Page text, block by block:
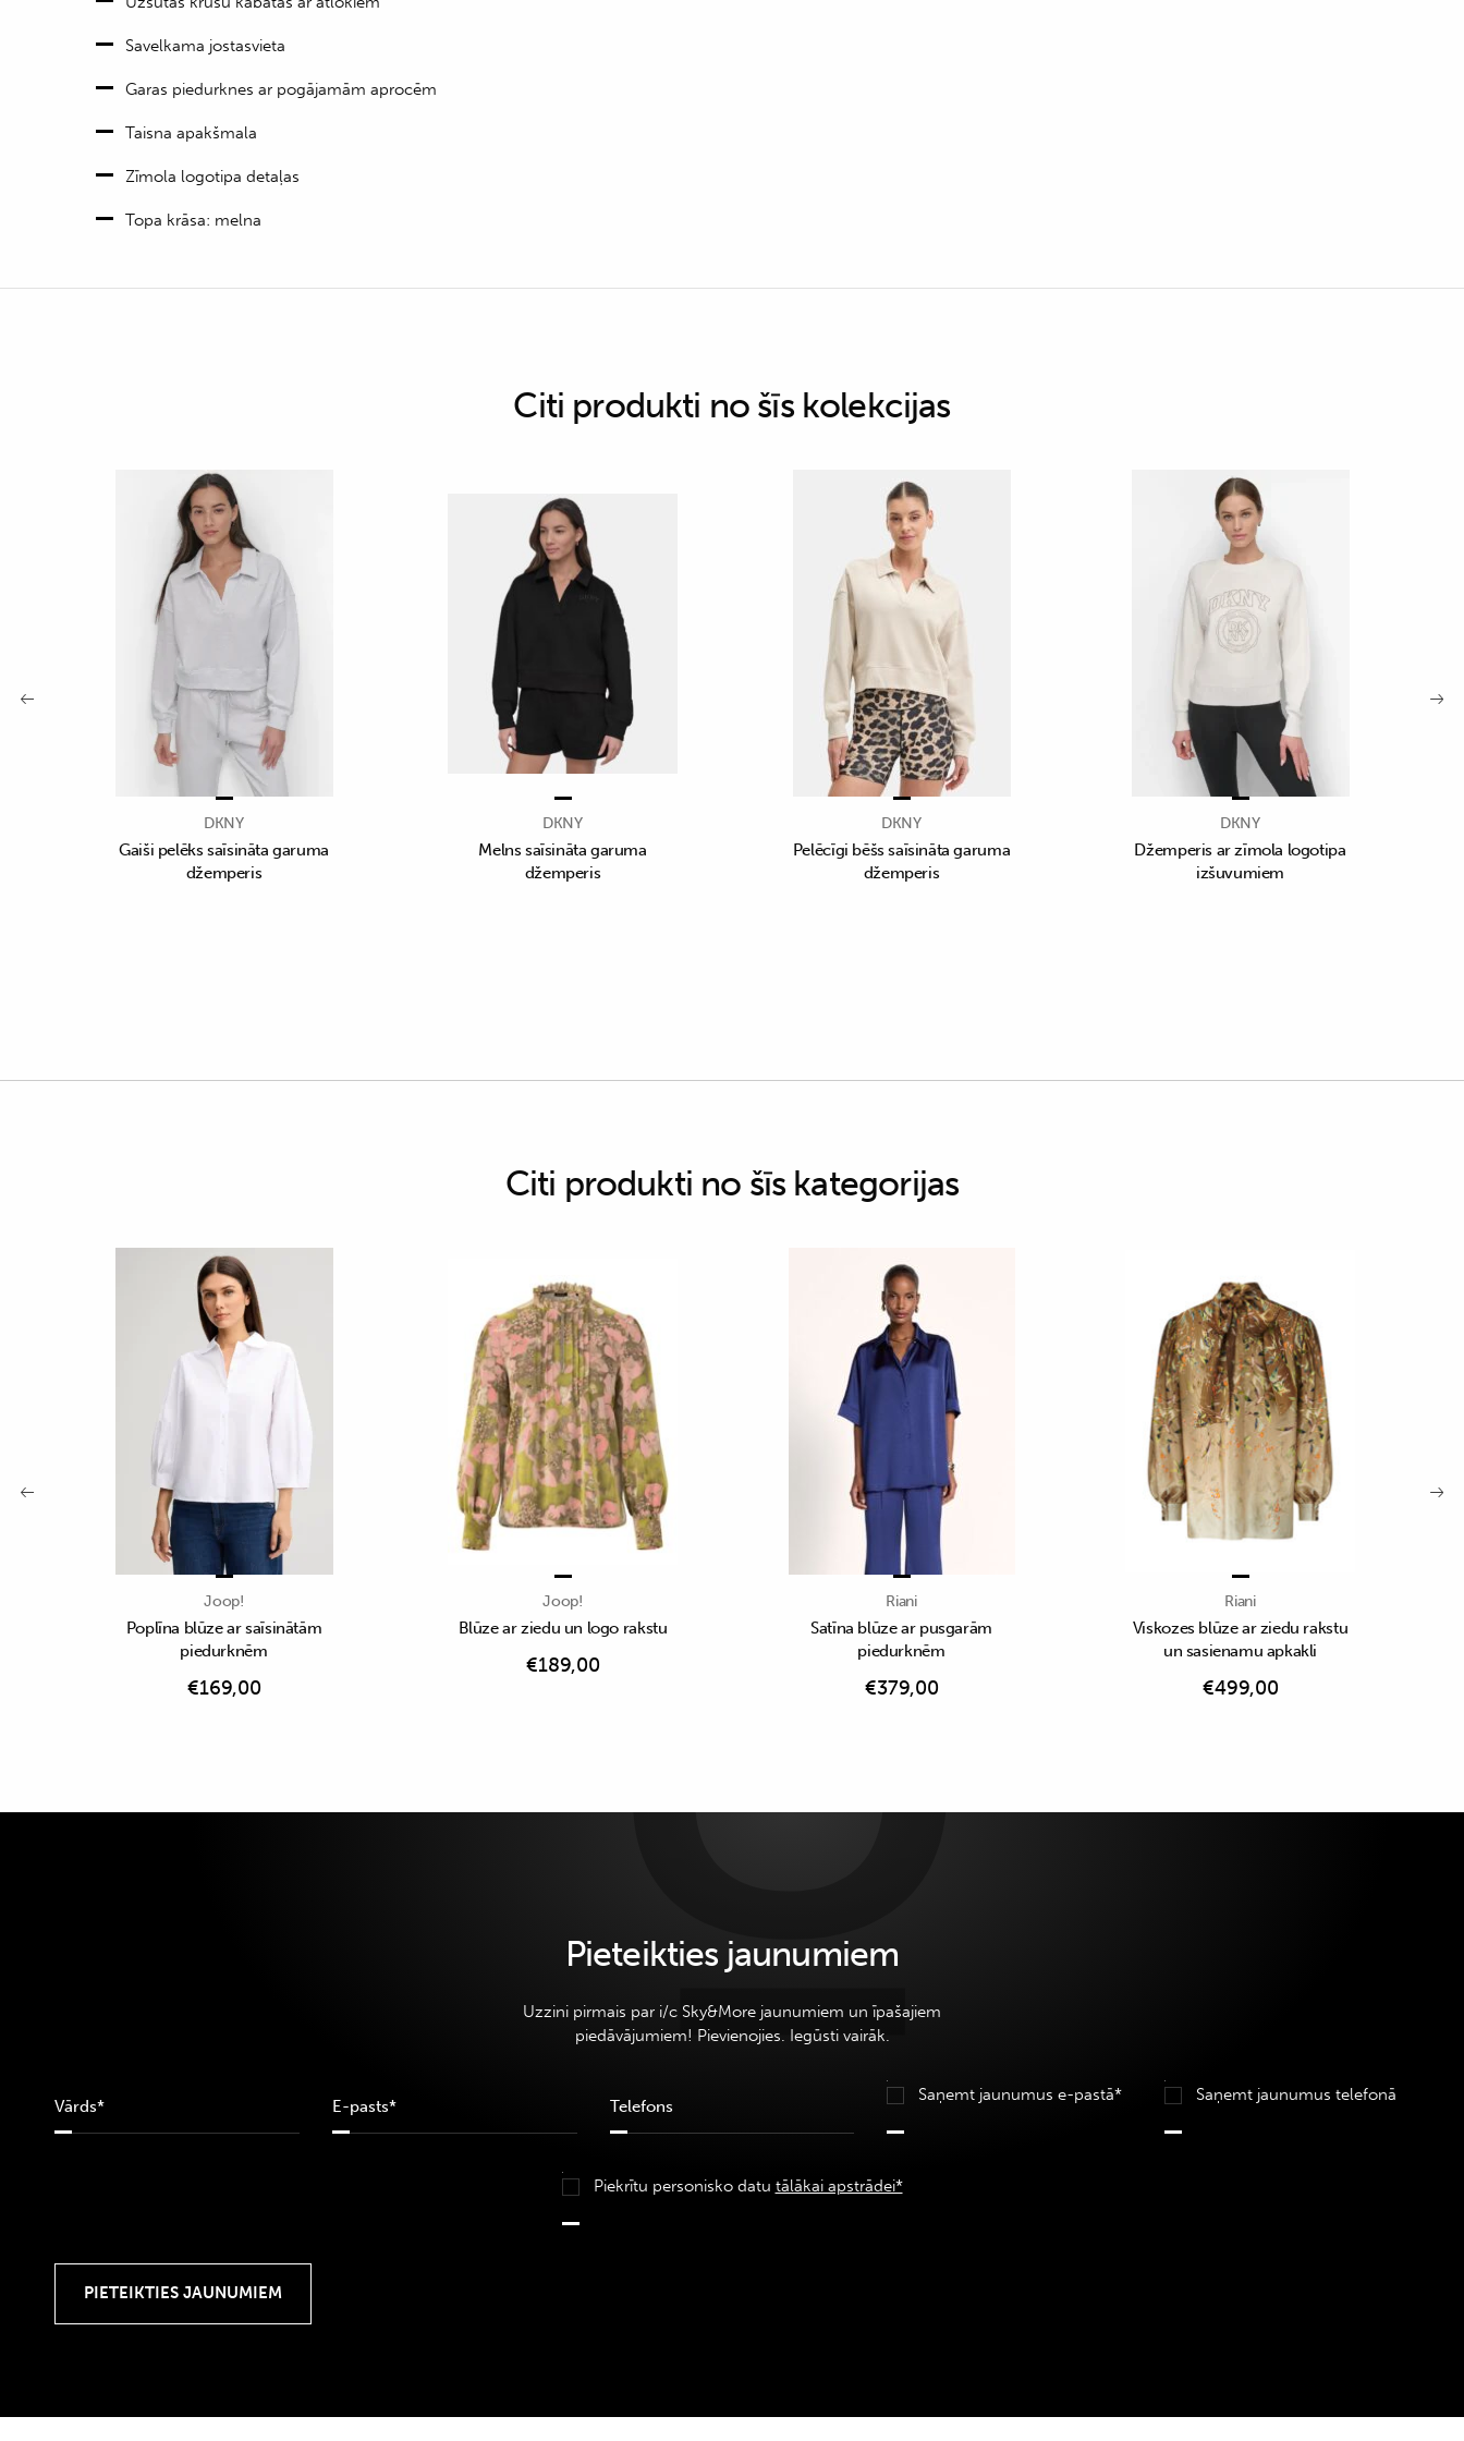
Savelkama jostasvieta
Garas piedurknes ar pogājamām aprocēm
Taisna apakšmala
Zīmola logotipa detaļas
Topa krāsa: melna
Citi produkti no šīs kolekcijas
DKNY
Gaiši pelēks saīsināta garuma
džemperis
DKNY
Melns saīsināta garuma
džemperis
DKNY
Pelēcīgi bēšs saīsināta garuma
džemperis
DKNY
Džemperis ar zīmola logotipa
izšuvumiem
Citi produkti no šīs kategorijas
Joop!
Poplīna blūze ar saīsinātām
piedurknēm
€169,00
Joop!
Blūze ar ziedu un logo rakstu
€189,00
Riani
Satīna blūze ar pusgarām
piedurknēm
€379,00
Riani
Viskozes blūze ar ziedu rakstu
un sasienamu apkakli
€499,00
Pieteikties jaunumiem
Uzzini pirmais par i/c Sky&More jaunumiem un īpašajiem
piedāvājumiem! Pievienojies. Iegūsti vairāk.
Saņemt jaunumus e-pastā* Saņemt jaunumus telefonā
Piekrītu personisko datu tālākai apstrādei*